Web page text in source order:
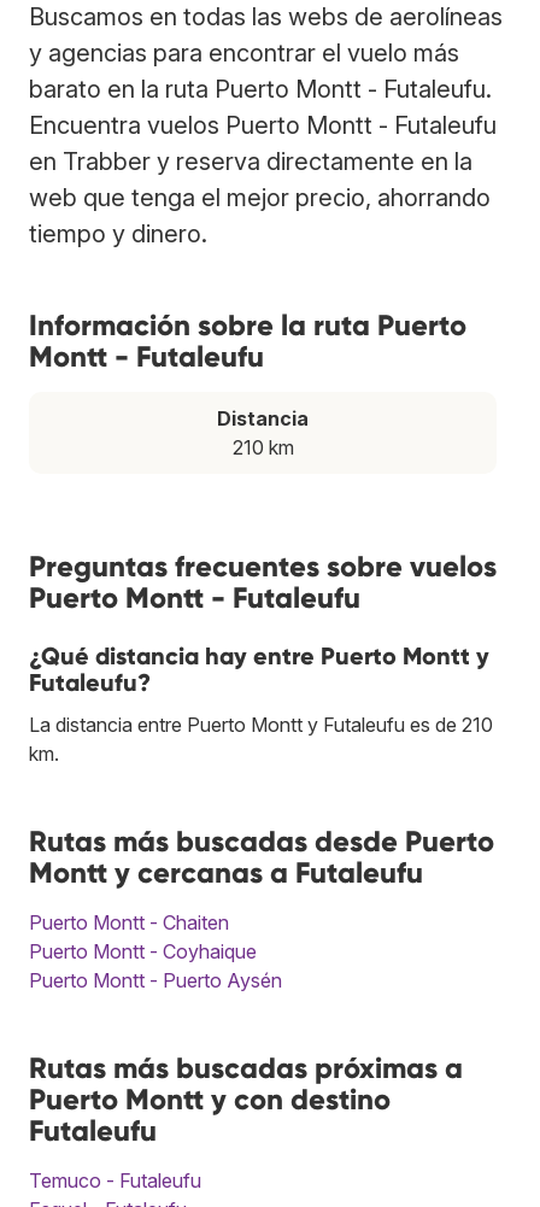
Buscamos en todas las webs de aerolíneas
y agencias para encontrar el vuelo más
barato en la ruta Puerto Montt - Futaleufu.
Encuentra vuelos Puerto Montt - Futaleufu
en Trabber y reserva directamente en la
web que tenga el mejor precio, ahorrando
tiempo y dinero.
Información sobre la ruta Puerto
Montt - Futaleufu
Distancia
210 km
Preguntas frecuentes sobre vuelos
Puerto Montt - Futaleufu
¿Qué distancia hay entre Puerto Montt y
Futaleufu?
La distancia entre Puerto Montt y Futaleufu es de 210
km.
Rutas más buscadas desde Puerto
Montt y cercanas a Futaleufu
Puerto Montt - Chaiten
Puerto Montt - Coyhaique
Puerto Montt - Puerto Aysén
Rutas más buscadas próximas a
Puerto Montt y con destino
Futaleufu
Temuco - Futaleufu